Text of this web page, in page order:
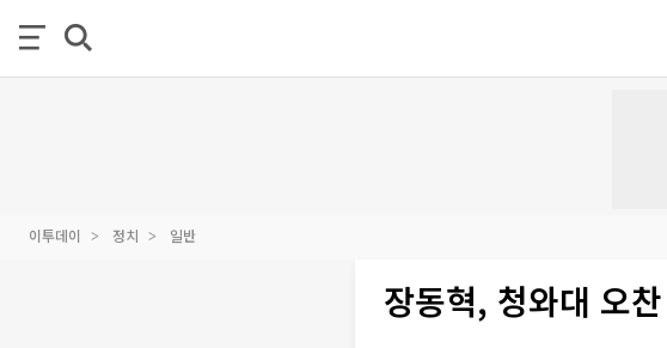
이투데이 정치 일반
장동혁, 청와대 오